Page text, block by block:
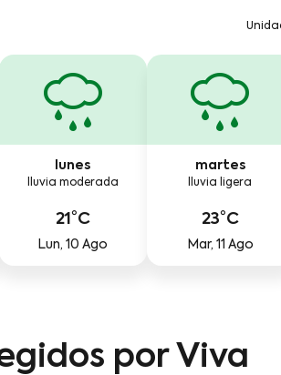
lunes
lluvia moderada
21°C
Lun, 10 Ago
martes
lluvia ligera
23°C
Mar, 11 Ago
por Viva